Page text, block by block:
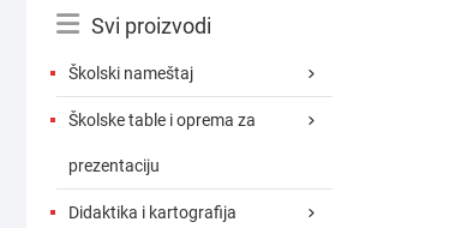
Menu
Svi proizvodi
Školski nameštaj
Školske table i oprema za
prezentaciju
Didaktika i kartografija